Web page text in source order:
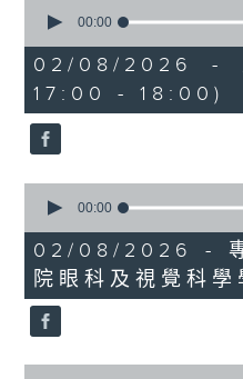
seconds
52
minutes,
38
seconds
00:00
02/08/2026 -
17:00 - 18:00)
seconds
20
minutes,
3
seconds
00:00
02/08/2026 - 專
院眼科及視覺科